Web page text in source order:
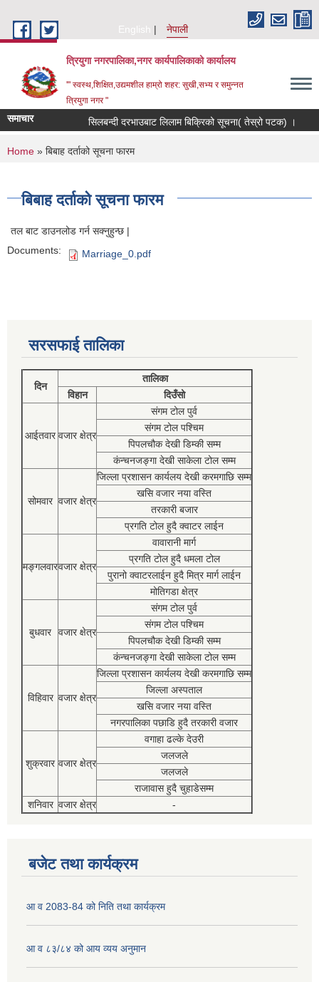
English
नेपाली
त्रियुगा नगरपालिका,नगर कार्यपालिकाको कार्यालय
'" स्वस्थ,शिक्षित,उद्यमशील हाम्रो शहर: सुखी,सभ्य र समुन्नत
त्रियुगा नगर "
समाचार सिलबन्दी दरभाउबाट लिलाम बिक्रिको सूचना( तेस्रो पटक) ।
You are here
Home » बिबाह दर्ताको सूचना फारम
बिबाह दर्ताको सूचना फारम
तल बाट डाउनलोड गर्न सक्नुहुन्छ |
Documents:
Marriage_0.pdf
सरसफाई तालिका
दिन
तालिका
विहान
दिउँसो
आईतवार वजार क्षेत्र
संगम टोल पुर्व
संगम टोल पश्चिम
पिपलचौक देखी डिम्की सम्म
कंन्चनजङ्गा देखी साकेला टोल सम्म
सोमवार वजार क्षेत्र
जिल्ला प्रशासन कार्यलय देखी करमगाछि सम्म
खसि वजार नया वस्ति
तरकारी बजार
प्रगति टोल हुदै क्वाटर लाईन
मङ्गलवारवजार क्षेत्र
वावारानी मार्ग
प्रगति टोल हुदै धमला टोल
पुरानो क्वाटरलाईन हुदै मित्र मार्ग लाईन
मोतिगडा क्षेत्र
बुधवार वजार क्षेत्र
संगम टोल पुर्व
संगम टोल पश्चिम
पिपलचौक देखी डिम्की सम्म
कंन्चनजङ्गा देखी साकेला टोल सम्म
विहिवार वजार क्षेत्र
जिल्ला प्रशासन कार्यलय देखी करमगाछि सम्म
जिल्ला अस्पताल
खसि वजार नया वस्ति
नगरपालिका पछाडि हुदै तरकारी वजार
शुक्रवार वजार क्षेत्र
वगाहा ढल्के देउरी
जलजले
जलजले
राजावास हुदै चुहाडेसम्म
शनिवार वजार क्षेत्र -
बजेट तथा कार्यक्रम
आ व 2083-84 को निति तथा कार्यक्रम
आ व ८३/८४ को आय व्यय अनुमान